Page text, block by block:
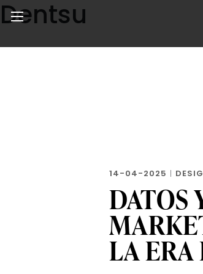
Skip
to
content
Noticias de negocios, innovación,
Dentsu
14-04-2025 |
DATOS
LA